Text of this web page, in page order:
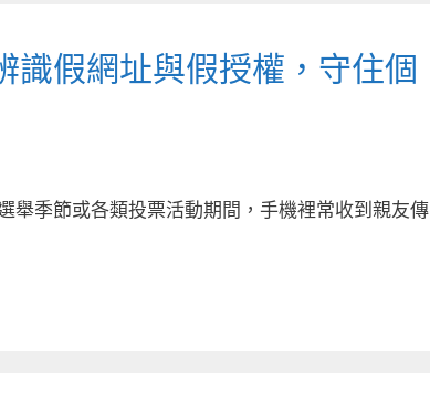
識假網址與假授權，守住個
舉季節或各類投票活動期間，手機裡常收到親友傳